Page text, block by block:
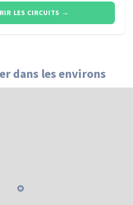
LES CIRCUITS →
dans les environs